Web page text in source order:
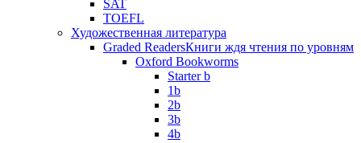
SAT
TOEFL
Художественная литература
Graded ReadersКниги ждя чтения по уровням
Oxford Bookworms
Starter b
1b
2b
3b
4b